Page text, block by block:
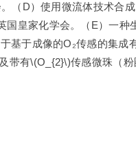
（D）使用微流体技术合
国皇家化学会。（E）一种
基于成像的O₂传感的集成
带有\(O_{2}\)传感微珠（